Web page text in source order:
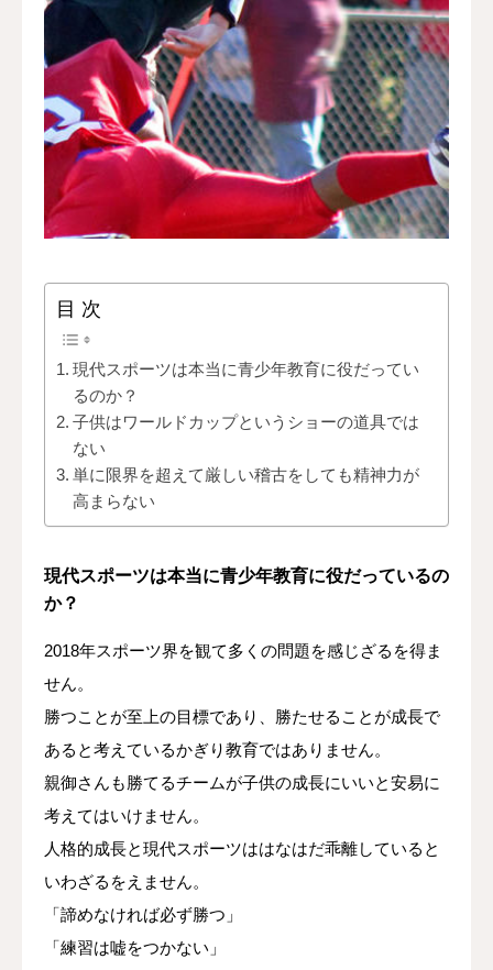
目 次
現代スポーツは本当に青少年教育に役だってい
るのか？
子供はワールドカップというショーの道具では
ない
単に限界を超えて厳しい稽古をしても精神力が
高まらない
現代スポーツは本当に青少年教育に役だっているの
か？
2018年スポーツ界を観て多くの問題を感じざるを得ま
せん。
勝つことが至上の目標であり、勝たせることが成長で
あると考えているかぎり教育ではありません。
親御さんも勝てるチームが子供の成長にいいと安易に
考えてはいけません。
人格的成長と現代スポーツははなはだ乖離していると
いわざるをえません。
「諦めなければ必ず勝つ」
「練習は嘘をつかない」
コラム＆ブログ
問い合わせ＆体験